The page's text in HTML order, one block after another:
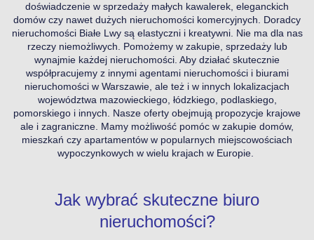
doświadczenie w sprzedaży małych kawalerek, eleganckich
domów czy nawet dużych nieruchomości komercyjnych. Doradcy
nieruchomości Białe Lwy są elastyczni i kreatywni. Nie ma dla nas
rzeczy niemożliwych. Pomożemy w zakupie, sprzedaży lub
wynajmie każdej nieruchomości. Aby działać skutecznie
współpracujemy z innymi agentami nieruchomości i biurami
nieruchomości w Warszawie, ale też i w innych lokalizacjach
województwa mazowieckiego, łódzkiego, podlaskiego,
pomorskiego i innych. Nasze oferty obejmują propozycje krajowe
ale i zagraniczne. Mamy możliwość pomóc w zakupie domów,
mieszkań czy apartamentów w popularnych miejscowościach
wypoczynkowych w wielu krajach w Europie.
Jak wybrać skuteczne biuro
nieruchomości?